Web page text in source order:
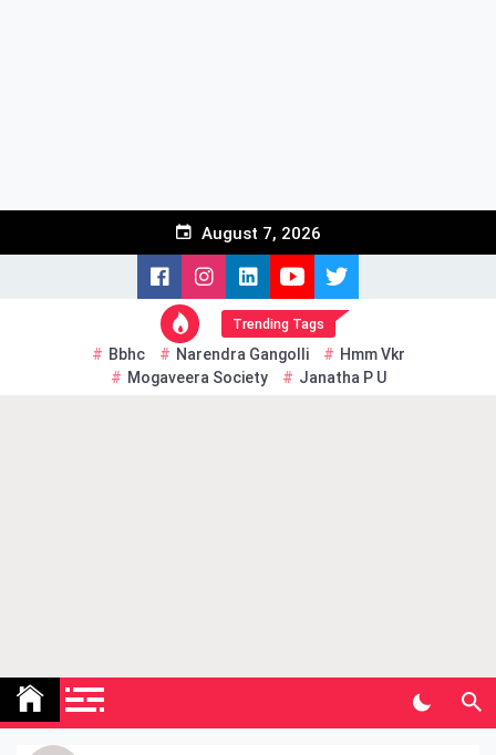
August 7, 2026
Trending Tags
Bbhc Narendra Gangolli
Hmm Vkr
Mogaveera Society
Janatha P U
Kunda Vahini – ಕುಂದ ವಾಹಿನಿ